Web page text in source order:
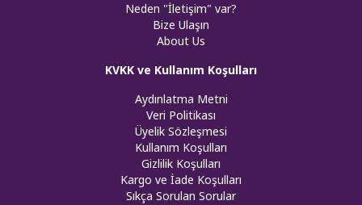
Neden "İletişim" var?
Bize Ulaşın
About Us
KVKK ve Kullanım Koşulları
Aydınlatma Metni
Veri Politikası
Üyelik Sözleşmesi
Kullanım Koşulları
Gizlilik Koşulları
Kargo ve İade Koşulları
Sıkça Sorulan Sorular